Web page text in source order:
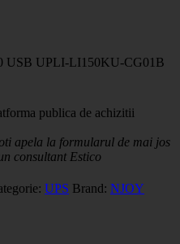
USB UPLI-LI150KU-CG01B
publica de achizitii
apela la formularul de mai jos
consultant Estico
UPS Brand: NJOY